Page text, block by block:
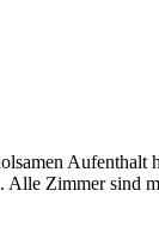
Zimmer